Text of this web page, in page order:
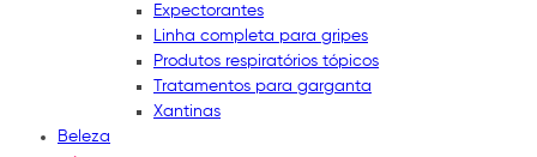
Expectorantes
Linha completa para gripes
Produtos respiratórios tópicos
Tratamentos para garganta
Xantinas
Beleza